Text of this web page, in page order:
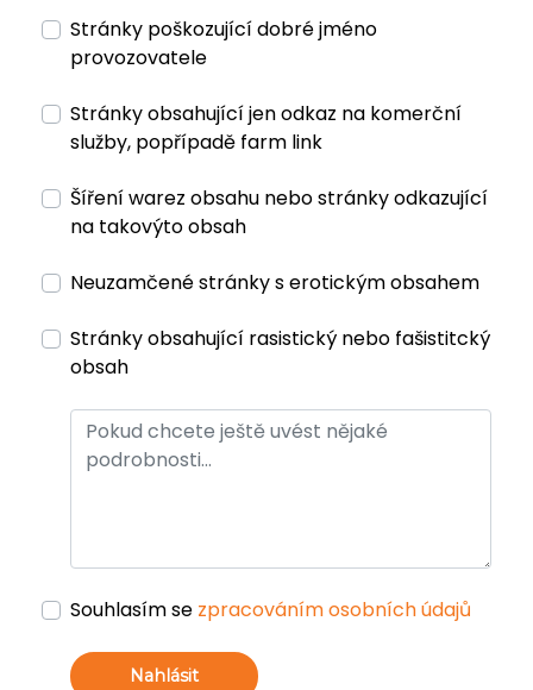
Stránky poškozující dobré jméno
provozovatele
Stránky obsahující jen odkaz na komerční
služby, popřípadě farm link
Šíření warez obsahu nebo stránky odkazující
na takovýto obsah
Neuzamčené stránky s erotickým obsahem
Stránky obsahující rasistický nebo fašistitcký
obsah
Souhlasím se zpracováním osobních údajů
Nahlásit